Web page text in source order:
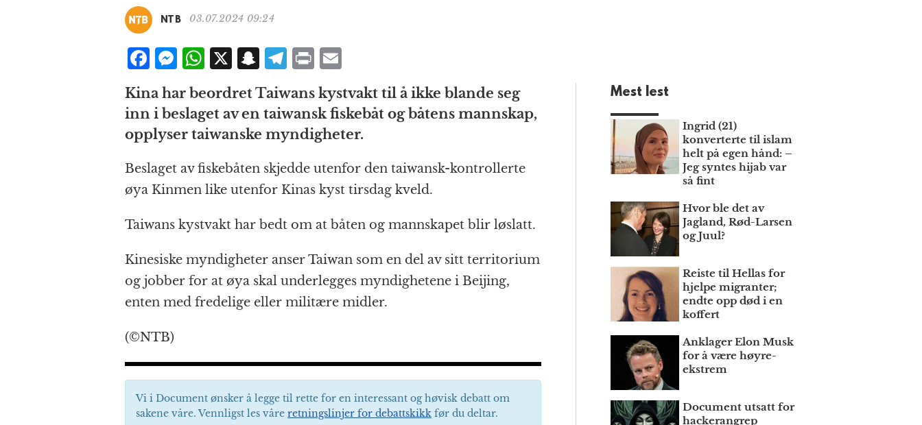
NTB 03.07.2024 09:24
F
c
e
b
o
o
M
e
ss
e
n
g
e
r
W
at
s
A
p
p
X S
n
a
p
c
h
at
T
e
g
r
a
m
P
ri
n
t
m
ai
l
Kina har beordret Taiwans kystvakt til å ikke blande seg
inn i beslaget av en taiwansk fiskebåt og båtens mannskap,
opplyser taiwanske myndigheter.
Beslaget av fiskebåten skjedde utenfor den taiwansk-kontrollerte
øya Kinmen like utenfor Kinas kyst tirsdag kveld.
Taiwans kystvakt har bedt om at båten og mannskapet blir løslatt.
Kinesiske myndigheter anser Taiwan som en del av sitt territorium
og jobber for at øya skal underlegges myndighetene i Beijing,
enten med fredelige eller militære midler.
(©NTB)
Vi i Document ønsker å legge til rette for en interessant og høvisk debatt om
sakene våre. Vennligst les våre retningslinjer for debattskikk før du deltar.
Mest lest
Ingrid (21)
konverterte til islam
helt på egen hånd: –
Jeg syntes hijab var
så fint
Hvor ble det av
Jagland, Rød-Larsen
og Juul?
Reiste til Hellas for
hjelpe migranter;
endte opp død i en
koffert
Anklager Elon Musk
for å være høyre­
ekstrem
Document utsatt for
hackerangrep